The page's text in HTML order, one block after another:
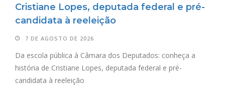
Cristiane Lopes, deputada federal e pré-
candidata à reeleição
7 DE AGOSTO DE 2026
Da escola pública à Câmara dos Deputados: conheça a
história de Cristiane Lopes, deputada federal e pré-
candidata à reeleição